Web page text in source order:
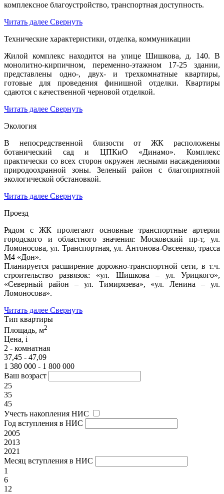
комплексное благоустройство, транспортная доступность.
Читать далее Свернуть
Технические характеристики, отделка, коммуникации
Жилой комплекс находится на улице Шишкова, д. 140. В
монолитно-кирпичном, переменно-этажном 17-25 здании,
представлены одно-, двух- и трехкомнатные квартиры,
готовые для проведения финишной отделки. Квартиры
сдаются с качественной черновой отделкой.
Читать далее Свернуть
Экология
В непосредственной близости от ЖК расположены
ботанический сад и ЦПКиО «Динамо». Комплекс
практически со всех сторон окружен лесными насаждениями
природоохранной зоны. Зеленый район с благоприятной
экологической обстановкой.
Читать далее Свернуть
Проезд
Рядом с ЖК пролегают основные транспортные артерии
городского и областного значения: Московский пр-т, ул.
Ломоносова, ул. Транспортная, ул. Антонова-Овсеенко, трасса
М4 «Дон».
Планируется расширение дорожно-транспортной сети, в т.ч.
строительство развязок: «ул. Шишкова – ул. Урицкого»,
«Северный район – ул. Тимирязева», «ул. Ленина – ул.
Ломоносова».
Читать далее Свернуть
Тип квартиры
Площадь, м2
Цена, i
2 - комнатная
37,45 - 47,09
1 380 000 - 1 800 000
Ваш возраст
25
35
45
Учесть накопления НИС
Год вступления в НИС
2005
2013
2021
Месяц вступления в НИС
1
6
12